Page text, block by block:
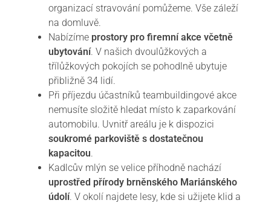
organizací stravování pomůžeme. Vše záleží
na domluvě.
Nabízíme prostory pro firemní akce včetně
ubytování. V našich dvoulůžkových a
třílůžkových pokojích se pohodlně ubytuje
přibližně 34 lidí.
Při příjezdu účastníků teambuildingové akce
nemusíte složitě hledat místo k zaparkování
automobilu. Uvnitř areálu je k dispozici
soukromé parkoviště s dostatečnou
kapacitou.
Kadlcův mlýn se velice příhodně nachází
uprostřed přírody brněnského Mariánského
údolí. V okolí najdete lesy, kde si užijete klid a